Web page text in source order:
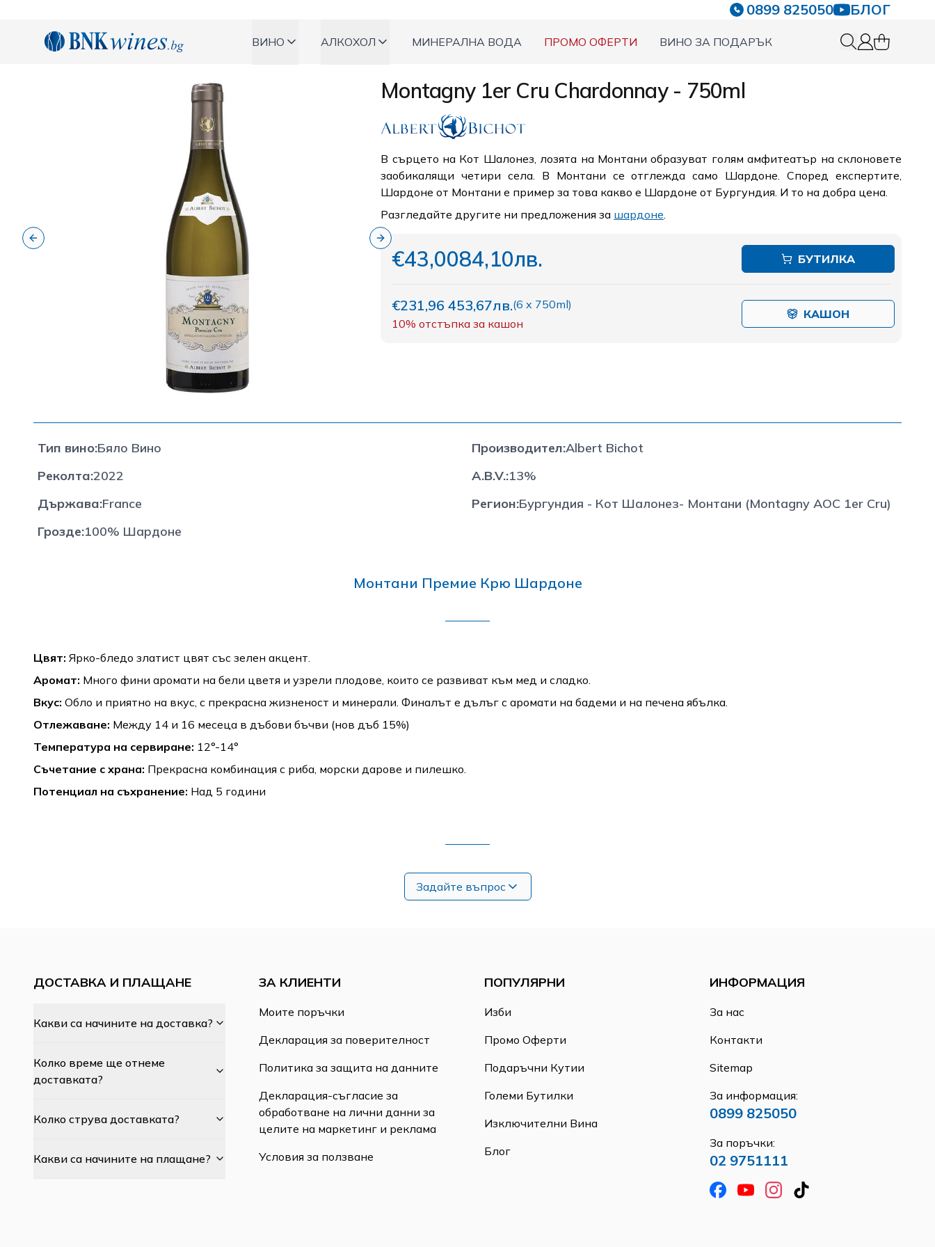
0899 825050 БЛОГ
BNKWines.bg ВИНО АЛКОХОЛ МИНЕРАЛНА ВОДА ПРОМО ОФЕРТИ
ВИНО ЗА ПОДАРЪК
0 items in
Previous slide Next slide
Montagny 1er Cru Chardonnay - 750ml
В сърцето на Кот Шалонез, лозята на Монтани образуват голям амфитеатър на склоновете
заобикалящи четири села. В Монтани се отглежда само Шардоне. Според експертите,
Шардоне от Монтани е пример за това какво е Шардоне от Бургундия. И то на добра цена.
Разгледайте другите ни предложения за шардоне.
€43,0084,10лв. БУТИЛКА
€231,96 453,67лв.(6 x 750ml)
10% отстъпка за кашон
КАШОН
Тип вино:Бяло Вино Производител:Albert Bichot
Реколта:2022 A.B.V.:13%
Държава:France Регион:Бургундия - Кот Шалонез- Монтани (Montagny AOC 1er Cru)
Грозде:100% Шардоне
Монтани Премие Крю Шардоне
Цвят: Ярко-бледо златист цвят със зелен акцент.
Аромат: Много фини аромати на бели цветя и узрели плодове, които се развиват към мед и сладко.
Вкус: Обло и приятно на вкус, с прекрасна жизненост и минерали. Финалът е дълъг с аромати на бадеми и на печена ябълка.
Отлежаване: Между 14 и 16 месеца в дъбови бъчви (нов дъб 15%)
Температура на сервиране: 12°-14°
Съчетание с храна: Прекрасна комбинация с риба, морски дарове и пилешко.
Потенциал на съхранение: Над 5 години
Задайте въпрос
ДОСТАВКА И ПЛАЩАНЕ
Какви са начините на доставка?
Колко време ще отнеме
доставката?
Колко струва доставката?
Какви са начините на плащане?
ЗА КЛИЕНТИ
Моите поръчки
Декларация за поверителност
Политика за защита на данните
Декларация-съгласие за
обработване на лични данни за
целите на маркетинг и реклама
Условия за ползване
ПОПУЛЯРНИ
Изби
Промо Оферти
Подаръчни Кутии
Големи Бутилки
Изключителни Вина
Блог
ИНФОРМАЦИЯ
За нас
Контакти
Sitemap
За информация:
0899 825050
За поръчки:
02 9751111